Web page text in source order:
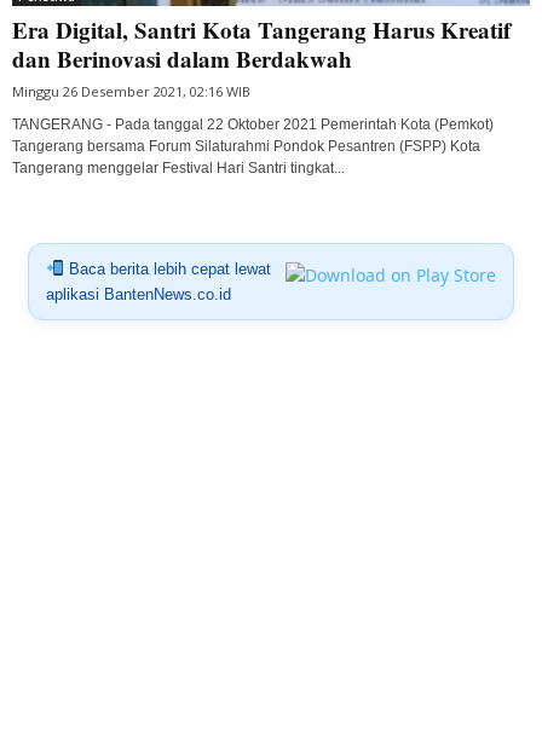
Era Digital, Santri Kota Tangerang Harus Kreatif
dan Berinovasi dalam Berdakwah
Minggu 26 Desember 2021, 02:16 WIB
TANGERANG - Pada tanggal 22 Oktober 2021 Pemerintah Kota (Pemkot)
Tangerang bersama Forum Silaturahmi Pondok Pesantren (FSPP) Kota
Tangerang menggelar Festival Hari Santri tingkat...
Baca berita lebih cepat lewat
aplikasi BantenNews.co.id